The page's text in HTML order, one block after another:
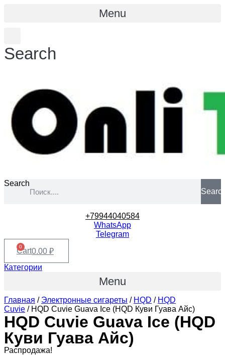
Menu
Search
Search
+79944040584
WhatsApp
Telegram
0.00 ₽
0
Cart
Категории
Menu
Главная / Электронные сигареты / HQD / HQD
Cuvie / HQD Cuvie Guava Ice (HQD Куви Гуава Айс)
HQD Cuvie Guava Ice (HQD
Куви Гуава Айс)
Распродажа!